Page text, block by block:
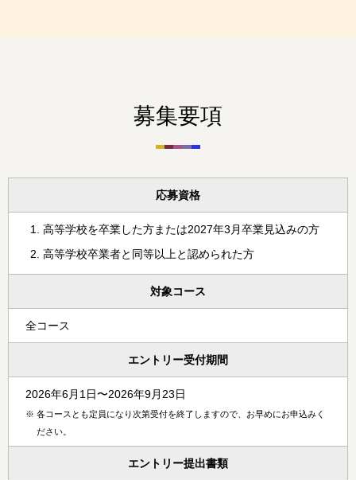
募集要項
応募資格
高等学校を卒業した方または2027年3月卒業見込みの方
高等学校卒業者と同等以上と認められた方
対象コース
全コース
エントリー受付期間
2026年6月1日〜2026年9月23日
※ 各コースとも定員になり次第受付を終了しますので、お早めにお申込みく
ださい。
エントリー提出書類